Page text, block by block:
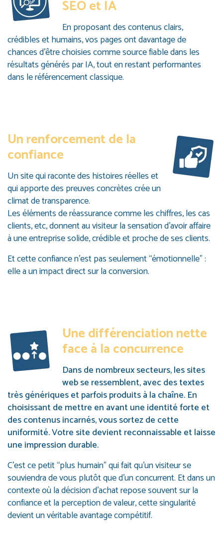
SEO et IA
En proposant des contenus clairs,
crédibles et humains, vos pages ont davantage de
chances d’être choisies comme source fiable dans les
résultats générés par IA, tout en restant performantes
dans le référencement classique.
Un renforcement de la
confiance
Un site qui raconte des histoires réelles et
qui apporte des preuves concrètes crée un
climat de transparence.
Les éléments de réassurance comme les chiffres, les cas
clients, etc, donnent au visiteur la sensation d’avoir affaire
à une entreprise solide, crédible et proche de ses clients.
Et cette confiance n’est pas seulement “émotionnelle” :
elle a un impact direct sur la conversion.
Une différenciation nette
face à la concurrence
Dans de nombreux secteurs, les sites
web se ressemblent, avec des textes
très génériques et parfois produits à la chaîne. En
choisissant de mettre en avant une identité forte et
des contenus incarnés, vous sortez de cette
uniformité. Votre site devient reconnaissable et laisse
une impression durable.
C’est ce petit “plus humain” qui fait qu’un visiteur se
souviendra de vous plutôt que d’un concurrent. Et dans un
contexte où la décision d’achat repose souvent sur la
confiance et la perception de valeur, cette singularité
devient un véritable avantage compétitif.